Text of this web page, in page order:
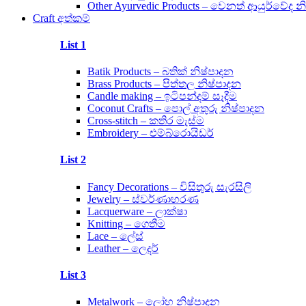
Other Ayurvedic Products – වෙනත් ආයුර්වේද
Craft අත්කම්
List 1
Batik Products – බතික් නිෂ්පාදන
Brass Products – පිත්තල නිෂ්පාදන
Candle making – ඉටිපන්දම් සෑදීම
Coconut Crafts – පොල් අතුරු නිෂ්පාදන
Cross-stitch – කතිර මැස්ම
Embroidery – එම්බ්රොයිඩර්
List 2
Fancy Decorations – විසිතුරු සැරසිලි
Jewelry – ස්වර්ණාභරණ
Lacquerware – ලාක්ෂා
Knitting – ගෙතීම
Lace – ලේස්
Leather – ලෙදර්
List 3
Metalwork – ලෝහ නිෂ්පාදන